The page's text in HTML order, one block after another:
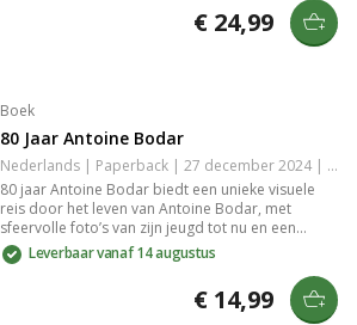
€ 24,99
Boek
80 Jaar Antoine Bodar
Nederlands | Paperback | 27 december 2024 | 116 pagina's | 9789493395244
80 jaar Antoine Bodar biedt een unieke visuele
reis door het leven van Antoine Bodar, met
sfeervolle foto’s van zijn jeugd tot nu en een
exclusief interview met Daan Heerma van Voss.
Een inspirerende special vol herinneringen en
Leverbaar vanaf 14 augustus
€ 14,99